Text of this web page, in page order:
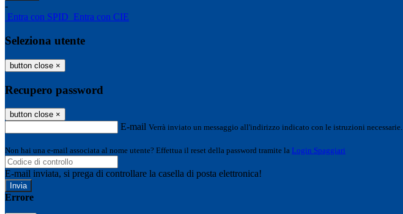
-
Entra con SPID Entra con CIE
Seleziona utente
button close ×
Recupero password
button close ×
E-mail Verrà inviato un messaggio all'indirizzo indicato con le istruzioni necessarie.
Non hai una e-mail associata al nome utente? Effettua il reset della password tramite la Login Spaggiari
E-mail inviata, si prega di controllare la casella di posta elettronica!
Errore